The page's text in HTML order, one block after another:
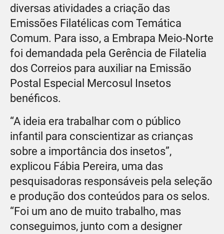
diversas atividades a criação das
Emissões Filatélicas com Temática
Comum. Para isso, a Embrapa Meio-Norte
foi demandada pela Gerência de Filatelia
dos Correios para auxiliar na Emissão
Postal Especial Mercosul Insetos
benéficos.
“A ideia era trabalhar com o público
infantil para conscientizar as crianças
sobre a importância dos insetos”,
explicou Fábia Pereira, uma das
pesquisadoras responsáveis pela seleção
e produção dos conteúdos para os selos.
“Foi um ano de muito trabalho, mas
conseguimos, junto com a designer